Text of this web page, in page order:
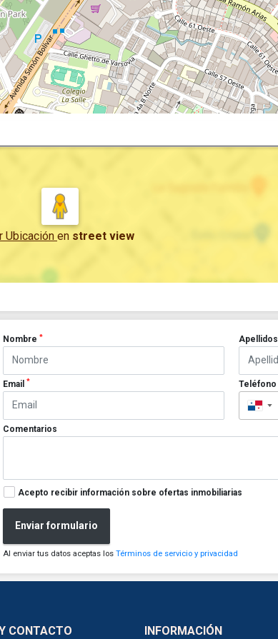
Ubicación en street view
Nombre* Apellidos
Email* Teléfono
▼
Comentarios
Acepto recibir información sobre ofertas inmobiliarias
Enviar formulario
Al enviar tus datos aceptas losTérminos de servicio y privacidad
CONTACTO INFORMACIÓN